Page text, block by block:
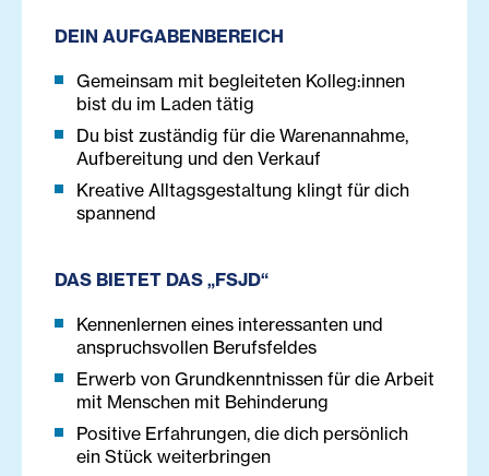
DEIN AUFGABENBEREICH
Gemeinsam mit begleiteten Kolleg:innen
bist du im Laden tätig
Du bist zuständig für die Warenannahme,
Aufbereitung und den Verkauf
Kreative Alltagsgestaltung klingt für dich
spannend
DAS BIETET DAS „FSJD“
Kennenlernen eines interessanten und
anspruchsvollen Berufsfeldes
Erwerb von Grundkenntnissen für die Arbeit
mit Menschen mit Behinderung
Positive Erfahrungen, die dich persönlich
ein Stück weiterbringen